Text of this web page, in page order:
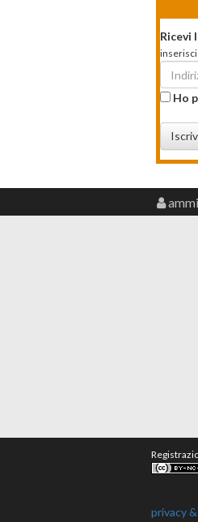
Ricevi
Ho
privacy